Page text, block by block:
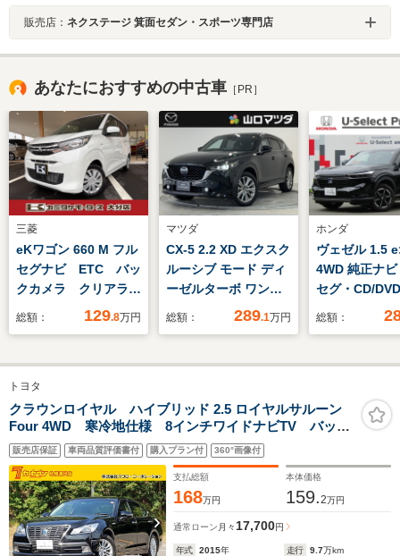
販売店： ネクステージ 箕面セダン・スポーツ専門店
あなたにおすすめの中古車 ［PR］
三菱
eKワゴン 660 M フル
セグナビ ETC バッ
クカメラ クリアラン
スソナー レーンアシ
ト キーレスエントリ
ー アイドリングスト
ップ 電動格納ミラ
ー シートヒーター
ベンチシート CVT
総額： 129.8万円
マツダ
CX-5 2.2 XD エクスク
ルーシブ モード ディ
ーゼルターボ ワンオ
ーナー 革シート
囲カメラ フルセグ
記録簿 禁煙車 スマ
ートキー
総額： 289.1万円
ホンダ
ヴェゼル 1.5
4WD 純正ナ
セグ・CD/
Bluetooth接
ヒーター・サ
フロアマット
エアコン・オ
総額：
トヨタ
クラウンロイヤル ハイブリッド 2.5 ロイヤルサルーン
Four 4WD 寒冷地仕様 8インチワイドナビTV バック
カメラ リアフォグランプ スーパーライブサウンドシ
ステム リアコンフォートパッケージ シートヒータ
ー ステアリングヒーター シートバックアシストグリ
ップ
販売店保証 車両品質評価書付 購入プラン付 360°画像付
支払総額
168万円
本体価格
159.2万円
通常ローン 月々 17,700円
年式 2015年 走行 9.7万km